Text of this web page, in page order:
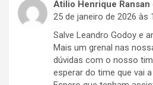
Atilio Henrique Ransan
25 de janeiro de 2026 às
Salve Leandro Godoy e
Mais um grenal nas
dúvidas com o nosso
esperar do time que vai